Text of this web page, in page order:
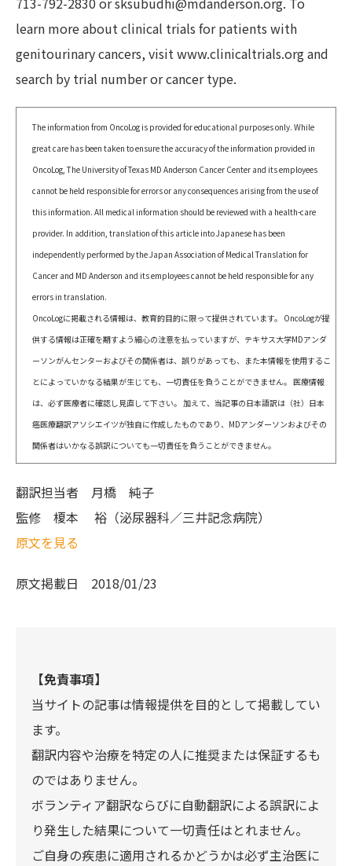
learn more about clinical trials for patients with
genitourinary cancers, visit www.clinicaltrials.org and
search by trial number or cancer type.
The information from OncoLog is provided for educational purposes only. While
great care has been taken to ensure the accuracy of the information provided in
OncoLog, The University of Texas MD Anderson Cancer Center and its employees
cannot be held responsible for errors or any consequences arising from the use of
this information. All medical information should be reviewed with a health-care
provider. In addition, translation of this article into Japanese has been
independently performed by the Japan Association of Medical Translation for
Cancer and MD Anderson and its employees cannot be held responsible for any
errors in translation.
OncoLogに掲載される情報は、教育的目的に限って提供されています。 OncoLogが提
供する情報は正確を期すよう細心の注意を払っていますが、テキサス大学MDアンダ
ーソンがんセンターおよびその関係者は、誤りがあっても、また本情報を使用するこ
とによっていかなる結果が生じても、一切責任を負うことができません。 医療情報
は、必ず医療者に確認し見直して下さい。 加えて、当記事の日本語訳は（社）日本
癌医療翻訳アソシエイツが独自に作成したものであり、MDアンダーソンおよびその
関係者はいかなる誤訳についても一切責任を負うことができません。
翻訳担当者 月橋 純子
監修 榎本 裕（泌尿器科／三井記念病院）
原文を見る
原文掲載日 2018/01/23
【免責事項】
当サイトの記事は情報提供を目的として掲載してい
ます。
翻訳内容や治療を特定の人に推奨または保証するも
のではありません。
ボランティア翻訳ならびに自動翻訳による誤訳によ
り発生した結果について一切責任はとれません。
ご自身の疾患に適用されるかどうかは必ず主治医に